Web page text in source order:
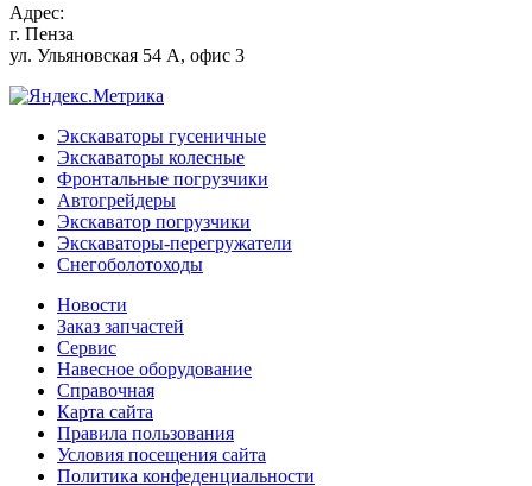
Адрес:
г. Пенза
ул. Ульяновская 54 А, офис 3
Экскаваторы гусеничные
Экскаваторы колесные
Фронтальные погрузчики
Автогрейдеры
Экскаватор погрузчики
Экскаваторы-перегружатели
Снегоболотоходы
Новости
Заказ запчастей
Сервис
Навесное оборудование
Справочная
Карта сайта
Правила пользования
Условия посещения сайта
Политика конфеденциальности